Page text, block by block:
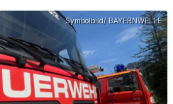
Symbolbild/ BAYERNWELLE